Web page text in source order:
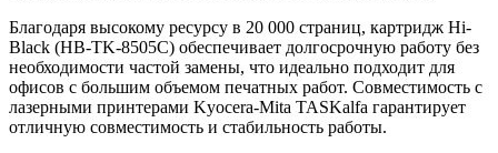
Благодаря высокому ресурсу в 20 000 страниц, картридж Hi-
Black (HB-TK-8505C) обеспечивает долгосрочную работу без
необходимости частой замены, что идеально подходит для
офисов с большим объемом печатных работ. Совместимость с
лазерными принтерами Kyocera-Mita TASKalfa гарантирует
отличную совместимость и стабильность работы.